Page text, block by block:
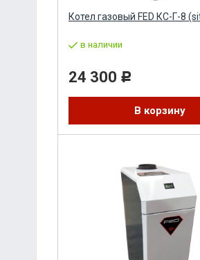
Котел газовый FED КС-Г-8
в наличии
24 300 Р
В корзину